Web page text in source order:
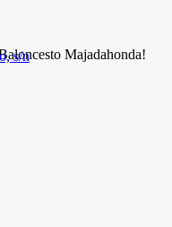
Majadahonda!
s/n